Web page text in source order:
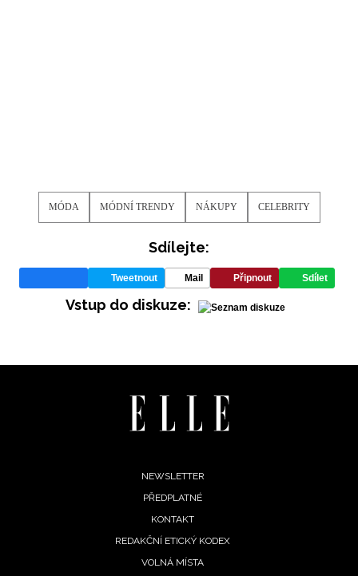
MÓDA MÓDNÍ TRENDY NÁKUPY CELEBRITY
Sdílejte:
Tweetnout Mail Připnout Sdílet
Vstup do diskuze:
NEWSLETTER
PŘEDPLATNÉ
KONTAKT
REDAKČNÍ ETICKÝ KODEX
VOLNÁ MÍSTA